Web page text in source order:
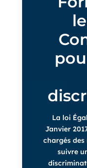
La loi
Janvier
chargés
suivre